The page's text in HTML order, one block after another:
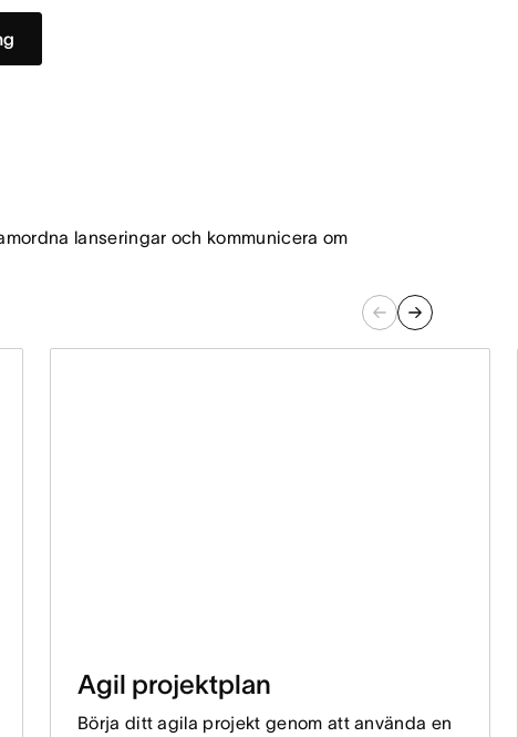
lanseringar och kommunicera om
Agil projektplan
Börja ditt agila projekt genom att använda en